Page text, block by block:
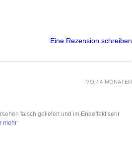
Eine Rezension schreiben
VOR 4 MONATEN
falsch geliefert und im Endeffekt sehr
mehr